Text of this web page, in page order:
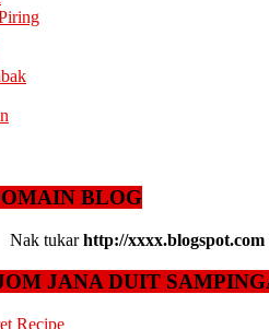
BLOG
Nak tukarhttp://xxxx.blogspot.com
JANA DUIT
Recipe